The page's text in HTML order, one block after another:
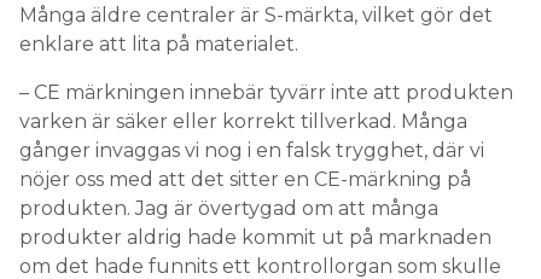
Många äldre centraler är S-märkta, vilket gör det
enklare att lita på materialet.
– CE märkningen innebär tyvärr inte att produkten
varken är säker eller korrekt tillverkad. Många
gånger invaggas vi nog i en falsk trygghet, där vi
nöjer oss med att det sitter en CE-märkning på
produkten. Jag är övertygad om att många
produkter aldrig hade kommit ut på marknaden
om det hade funnits ett kontrollorgan som skulle